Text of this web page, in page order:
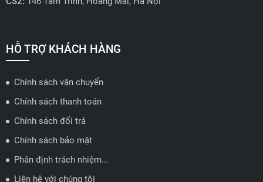
🗺️Xem trên bản đồ
ĐẠI LÝ QUẬN 2 HCM - HẢI TRIỀU AUTO
🔰 Địa chỉ: 78-80 Vũ Tông Phan, P.An Phú, TP Thủ Đức, TP HCM
📍 Hotline: 0938584113
🗺️Xem trên bản đồ
HỖ TRỢ KHÁCH HÀNG
Chính sách vận chuyển
Chính sách thanh toán
Chính sách đổi trả
Chính sách bảo mật
Phân định trách nhiệm...
Liên hệ với chúng tôi